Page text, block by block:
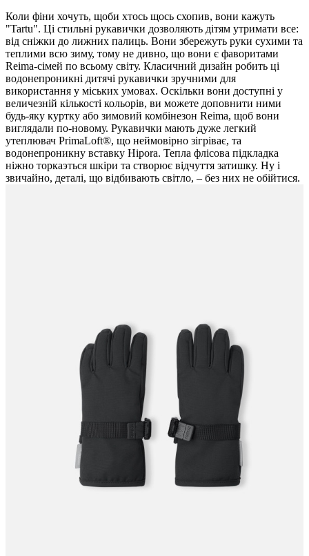
Коли фіни хочуть, щоби хтось щось схопив, вони кажуть
"Tartu". Ці стильні рукавички дозволяють дітям утримати все:
від сніжки до лижних палиць. Вони збережуть руки сухими та
теплими всю зиму, тому не дивно, що вони є фаворитами
Reima-сімей по всьому світу. Класичний дизайн робить ці
водонепроникні дитячі рукавички зручними для
використання у міських умовах. Оскільки вони доступні у
величезній кількості кольорів, ви можете доповнити ними
будь-яку куртку або зимовий комбінезон Reima, щоб вони
виглядали по-новому. Рукавички мають дуже легкий
утеплювач PrimaLoft®, що неймовірно зігріває, та
водонепроникну вставку Hipora. Тепла флісова підкладка
ніжно торкаэться шкіри та створює відчуття затишку. Ну і
звичайно, деталі, що відбивають світло, – без них не обійтися.